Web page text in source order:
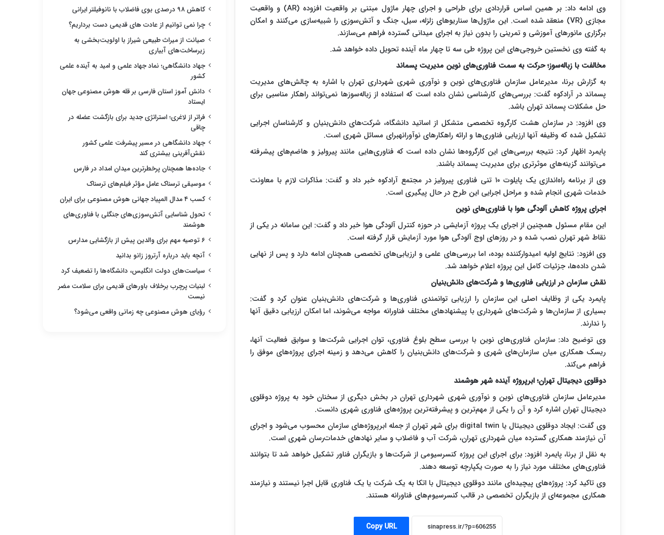
وی ادامه داد: بر همین اساس قراردادی برای طراحی و اجرای چهار ماژول مبتنی بر واقعیت افزوده (AR) و واقعیت
مجازی (VR) منعقد شده است. این ماژول‌ها سناریو‌های زلزله، سیل، جنگ و آتش‌سوزی را شبیه‌سازی می‌کنند و امکان
برگزاری مانور‌های آموزشی و تمرینی را بدون نیاز به اجرای میدانی گسترده فراهم می‌سازند.
به گفته وی نخستین خروجی‌های این پروژه طی سه تا چهار ماه آینده تحویل داده خواهد شد.
مخالفت با زباله‌سوز؛ حرکت به سمت فناوری‌های نوین مدیریت پسماند
به گزارش برنا، مدیرعامل سازمان فناوری‌های نوین و نوآوری شهری شهرداری تهران با اشاره به چالش‌های مدیریت
پسماند در آرادکوه گفت: بررسی‌های کارشناسی نشان داده است که استفاده از زباله‌سوز‌ها نمی‌تواند راهکار مناسبی برای
حل مشکلات پسماند تهران باشد.
وی افزود: در سازمان هشت کارگروه تخصصی متشکل از اساتید دانشگاه، شرکت‌های دانش‌بنیان و کارشناسان اجرایی
تشکیل شده که وظیفه آنها ارزیابی فناوری‌ها و ارائه راهکار‌های نوآورانهبرای مسائل شهری است.
پایمرد اظهار کرد: نتیجه بررسی‌های این کارگروه‌ها نشان داده است که فناوری‌هایی مانند پیرولیز و هاضم‌های پیشرفته
می‌توانند گزینه‌های موثرتری برای مدیریت پسماند باشند.
وی از برنامه راه‌اندازی یک پایلوت ۱۰ تنی فناوری پیرولیز در مجتمع آرادکوه خبر داد و گفت: مذاکرات لازم با معاونت
خدمات شهری انجام شده و مراحل اجرایی این طرح در حال پیگیری است.
اجرای پروژه کاهش آلودگی هوا با فناوری‌های نوین
این مقام مسئول همچنین از اجرای یک پروژه آزمایشی در حوزه کنترل آلودگی هوا خبر داد و گفت: این سامانه در یکی از
نقاط شهر تهران نصب شده و در روز‌های اوج آلودگی هوا مورد آزمایش قرار گرفته است.
وی افزود: نتایج اولیه امیدوارکننده بوده، اما بررسی‌های علمی و ارزیابی‌های تخصصی همچنان ادامه دارد و پس از نهایی
شدن داده‌ها، جزئیات کامل این پروژه اعلام خواهد شد.
نقش سازمان در ارزیابی فناوری‌ها و شرکت‌های دانش‌بنیان
پایمرد یکی از وظایف اصلی این سازمان را ارزیابی توانمندی فناوری‌ها و شرکت‌های دانش‌بنیان عنوان کرد و گفت:
بسیاری از سازمان‌ها و شرکت‌های شهرداری با پیشنهاد‌های مختلف فناورانه مواجه می‌شوند، اما امکان ارزیابی دقیق آنها
را ندارند.
وی توضیح داد: سازمان فناوری‌های نوین با بررسی سطح بلوغ فناوری، توان اجرایی شرکت‌ها و سوابق فعالیت آنها،
ریسک همکاری میان سازمان‌های شهری و شرکت‌های دانش‌بنیان را کاهش می‌دهد و زمینه اجرای پروژه‌های موفق را
فراهم می‌کند.
دوقلوی دیجیتال تهران؛ ابرپروژه آینده شهر هوشمند
مدیرعامل سازمان فناوری‌های نوین و نوآوری شهری شهرداری تهران در بخش دیگری از سخنان خود به پروژه دوقلوی
دیجیتال تهران اشاره کرد و آن را یکی از مهم‌ترین و پیشرفته‌ترین پروژه‌های فناوری شهری دانست.
وی گفت: ایجاد دوقلوی دیجیتال یا digital twin برای شهر تهران از جمله ابرپروژه‌های سازمان محسوب می‌شود و اجرای
آن نیازمند همکاری گسترده میان شهرداری تهران، شرکت آب و فاضلاب و سایر نهاد‌های خدمات‌رسان شهری است.
به نقل از برنا، پایمرد افزود: برای اجرای این پروژه کنسرسیومی از شرکت‌ها و بازیگران فناور تشکیل خواهد شد تا بتوانند
فناوری‌های مختلف مورد نیاز را به صورت یکپارچه توسعه دهند.
وی تاکید کرد: پروژه‌های پیچیده‌ای مانند دوقلوی دیجیتال با اتکا به یک شرکت یا یک فناوری قابل اجرا نیستند و نیازمند
همکاری مجموعه‌ای از بازیگران تخصصی در قالب کنسرسیوم‌های فناورانه هستند.
Copy URL
کاهش ۹۸ درصدی بوی فاضلاب با نانوفیلتر ایرانی
چرا نمی توانیم از عادت های قدیمی دست برداریم؟
صیانت از میراث طبیعی شیراز با اولویت‌بخشی به
زیرساخت‌های آبیاری
جهاد دانشگاهی؛ نماد جهاد علمی و امید به آینده علمی
کشور
دانش آموز استان فارسی بر قله هوش مصنوعی جهان
ایستاد
فراتر از لاغری؛ استراتژی جدید برای بازگشت عضله در
چاقی
جهاد دانشگاهی در مسیر پیشرفت علمی کشور
نقش‌آفرینی بیشتری کند
جاده‌ها همچنان پرخطرترین میدان امداد در فارس
موسیقی ترسناک عامل مؤثر فیلم‌های ترسناک
کسب ۴ مدال المپیاد جهانی هوش مصنوعی برای ایران
تحول شناسایی آتش‌سوزی‌های جنگلی با فناوری‌های
هوشمند
۶ توصیه مهم برای والدین پیش از بازگشایی مدارس
آنچه باید درباره آرتروز زانو بدانید
سیاست‌های دولت انگلیس، دانشگاه‌ها را تضعیف کرد
لبنیات پرچرب برخلاف باورهای قدیمی برای سلامت مضر
نیست
رؤیای هوش مصنوعی چه زمانی واقعی می‌شود؟